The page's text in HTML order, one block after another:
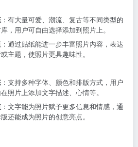
：有大量可爱、潮流、复古等不同类型的
，用户可自由选择添加到照片上。
：通过贴纸能进一步丰富照片内容，表达
主题，使照片更具趣味性。
：支持多种字体、颜色和排版方式，用户
照片上添加文字描述、心情等。
：文字能为照片赋予更多信息和情感，通
还能成为照片的创意亮点。